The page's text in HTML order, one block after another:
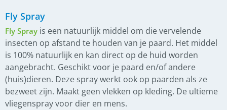
Fly Spray
Fly Spray is een natuurlijk middel om die vervelende
insecten op afstand te houden van je paard. Het middel
is 100% natuurlijk en kan direct op de huid worden
aangebracht. Geschikt voor je paard en/of andere
(huis)dieren. Deze spray werkt ook op paarden als ze
bezweet zijn. Maakt geen vlekken op kleding. De ultieme
vliegenspray voor dier en mens.